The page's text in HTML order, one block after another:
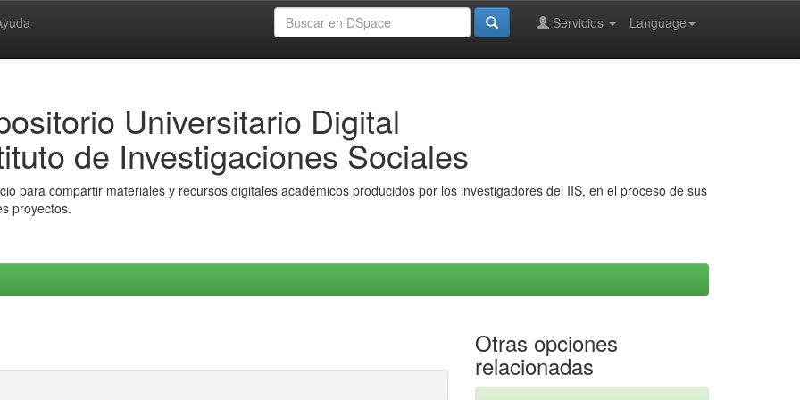
Language
Servicios
Universitario Digital
de Investigaciones Sociales
para compartir materiales y recursos digitales académicos producidos por los investigadores del IIS, en el proceso de sus
proyectos.
Otras opciones
relacionadas